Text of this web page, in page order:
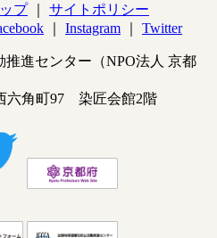
プ
サイトポリシー
Instagram Twitter
進センター（NPO法人 京都
六角町97 染匠会館2階